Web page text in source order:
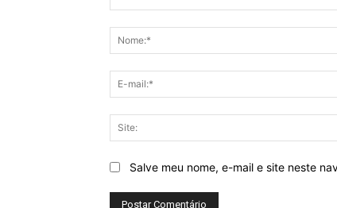
Salve meu nome, e-mail e site neste